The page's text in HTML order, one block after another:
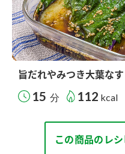
旨だれやみつき大葉なす
15 分 112 kcal
この商品のレ